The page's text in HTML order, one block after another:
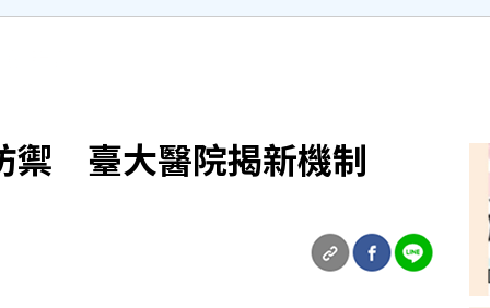
禦 臺大醫院揭新機制